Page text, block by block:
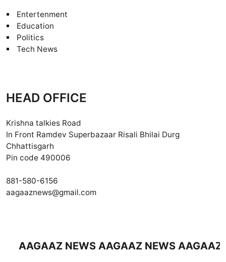
Entertenment
Education
Politics
Tech News
HEAD OFFICE
Krishna talkies Road
In Front Ramdev Superbazaar Risali Bhilai Durg
Chhattisgarh
Pin code 490006
881-580-6156
aagaaznews@gmail.com
NEWS AAGAAZ NEWS AAGAAZ